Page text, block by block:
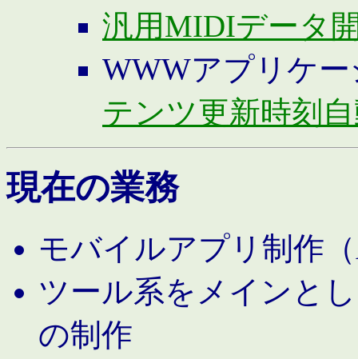
汎用MIDIデータ
WWWアプリケ
テンツ更新時刻
現在の業務
モバイルアプリ制作
ツール系をメインと
の制作